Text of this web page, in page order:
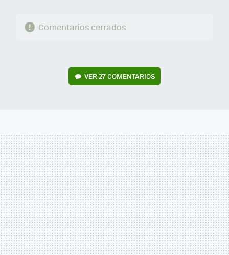
Comentarios cerrados
VER27 COMENTARIOS